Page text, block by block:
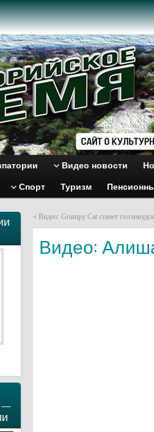
Видео новости
Спорт Туризм
—
« Видео: Grumpy Cat станет
Видео: